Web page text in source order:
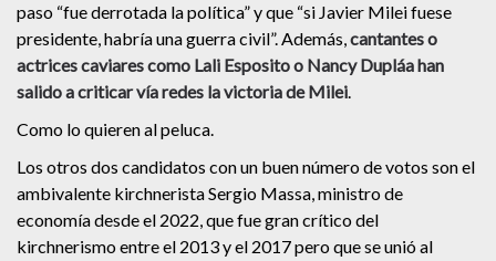
paso “fue derrotada la política” y que “si Javier Milei fuese
presidente, habría una guerra civil”. Además,cantantes o
actrices caviares como Lali Esposito o Nancy Dupláa han
salido a criticar vía redes la victoria de Milei.
Como lo quieren al peluca.
Los otros dos candidatos con un buen número de votos son el
ambivalente kirchnerista Sergio Massa, ministro de
economía desde el 2022, que fue gran crítico del
kirchnerismo entre el 2013 y el 2017 pero que se unió al